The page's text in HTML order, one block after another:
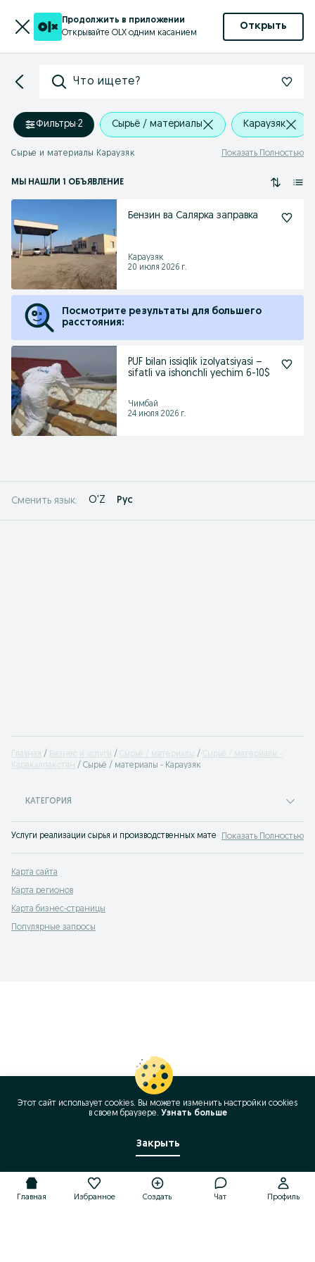
Продолжить в приложении
Открывайте OLX одним касанием
Открыть
Что ищете?
Фильтры·2 Сырьё / материалы Караузяк
Сырье и материалы Караузяк Показать Полностью
МЫ НАШЛИ 1 ОБЪЯВЛЕНИЕ
Бензин ва Салярка заправка
Караузяк
20 июля 2026 г.
Посмотрите результаты для большего
расстояния:
PUF bilan issiqlik izolyatsiyasi –
sifatli va ishonchli yechim 6-10$
Чимбай
24 июля 2026 г.
Сменить язык: O'Z Рус
Главная Бизнес и услуги Сырьё / материалы
Сырьё / материалы -
Каракалпакстан
Сырьё / материалы - Караузяк
КАТЕГОРИЯ
Услуги реализации сырья и производственных материалов Караузяк.
Показать Полностью
Карта сайта
Карта регионов
Карта бизнес-страницы
Популярные запросы
Главная Избранное Создать Чат Профиль
Этот сайт использует cookies. Вы можете изменить настройки cookies
в своeм браузере. Узнать больше
Закрыть